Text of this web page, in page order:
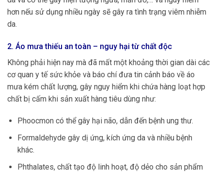
hơn nếu sử dụng nhiều ngày sẽ gây ra tình trạng viêm nhiễm
da.
2. Áo mưa thiếu an toàn – nguy hại từ chất độc
Không phải hiện nay mà đã mất một khoảng thời gian dài các
cơ quan y tế sức khỏe và báo chí đưa tin cảnh báo về áo
mưa kém chất lượng, gây nguy hiểm khi chứa hàng loạt hợp
chất bị cấm khi sản xuất hàng tiêu dùng như:
Phoocmon có thể gây hại não, dẫn đến bệnh ung thư.
Formaldehyde gây dị ứng, kích ứng da và nhiều bệnh
khác.
Phthalates, chất tạo độ linh hoạt, độ dẻo cho sản phẩm